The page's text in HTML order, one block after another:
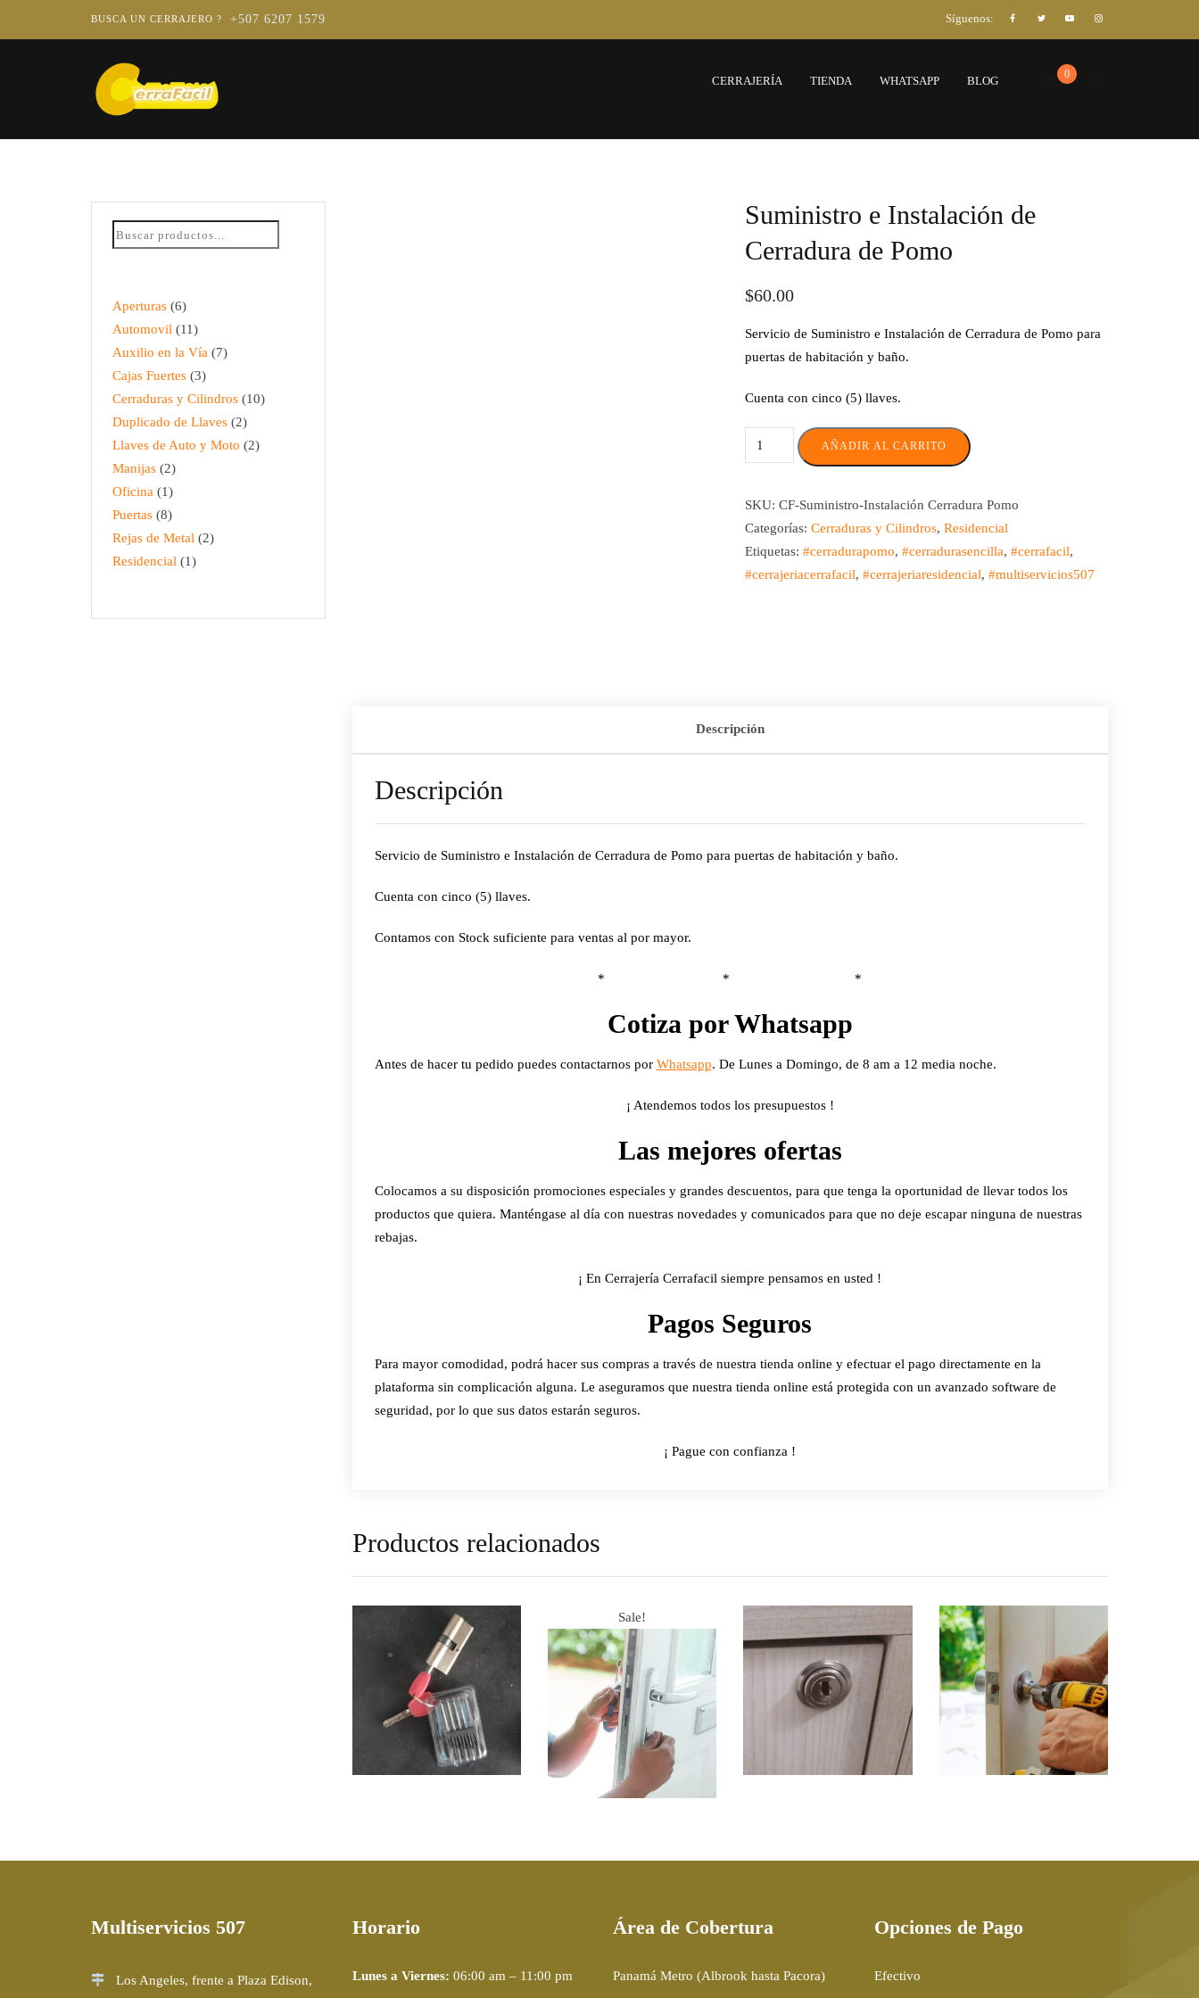
BUSCA UN CERRAJERO ? +507 6207 1579 Síguenos:
0
CERRAJERÍA TIENDA WHATSAPP BLOG
Suministro e Instalación de
Cerradura de Pomo
$60.00
Servicio de Suministro e Instalación de Cerradura de Pomo para
puertas de habitación y baño.
Cuenta con cinco (5) llaves.
AÑADIR AL CARRITO
SKU:CF-Suministro-Instalación Cerradura Pomo
Categorías:Cerraduras y Cilindros,Residencial
Etiquetas:#cerradurapomo,#cerradurasencilla,#cerrafacil,
#cerrajeriacerrafacil,#cerrajeriaresidencial,#multiservicios507
Descripción
Descripción
Servicio de Suministro e Instalación de Cerradura de Pomo para puertas de habitación y baño.
Cuenta con cinco (5) llaves.
Contamos con Stock suficiente para ventas al por mayor.
* * *
Cotiza por Whatsapp
Antes de hacer tu pedido puedes contactarnos por Whatsapp. De Lunes a Domingo, de 8 am a 12 media noche.
¡ Atendemos todos los presupuestos !
Las mejores ofertas
Colocamos a su disposición promociones especiales y grandes descuentos, para que tenga la oportunidad de llevar todos los
productos que quiera. Manténgase al día con nuestras novedades y comunicados para que no deje escapar ninguna de nuestras
rebajas.
¡ En Cerrajería Cerrafacil siempre pensamos en usted !
Pagos Seguros
Para mayor comodidad, podrá hacer sus compras a través de nuestra tienda online y efectuar el pago directamente en la
plataforma sin complicación alguna. Le aseguramos que nuestra tienda online está protegida con un avanzado software de
seguridad, por lo que sus datos estarán seguros.
¡ Pague con confianza !
Productos relacionados
Sale!
RESIDENCIAL
Aperturas 6
Automovil
11
Auxilio en la Vía
7
Cajas Fuertes 3
Cerraduras y Cilindros
10
Duplicado de Llaves
2
Llaves de Auto y Moto
2
Manijas
2
Oficina
1
Puertas 8
Rejas de Metal
2
Residencial
1
Multiservicios 507
Los Angeles, frente a Plaza Edison,
Horario
Lunes a Viernes: 06:00 am – 11:00 pm
Área de Cobertura
Panamá Metro (Albrook hasta Pacora)
Opciones de Pago
Efectivo